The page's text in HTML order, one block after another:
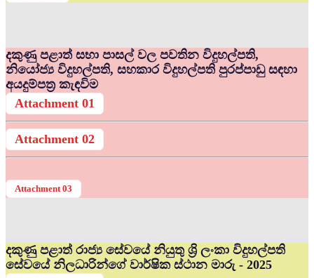
දකුණු පළාත් සභා පාසල් වල පවතින විදුහල්පති,
නියෝජ්‍ය විදුහල්පති, සහකාර විදුහල්පති පුරප්පාඩු සඳහා
අයදුම්පත්‍ර කැඳවිම
Attachment 01
Attachment 02
Attachment 03
දකුණු පළාත් රාජ්‍ය සේවයේ නියුතු ශ්‍රි ලංකා විදුහල්පති
සේවයේ නිලධාරින්ගේ වාර්ෂික ස්ථාන මාරු - 2025